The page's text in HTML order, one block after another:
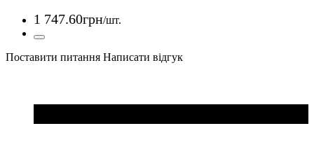
1 747.60грн/шт.
Поставити питання Написати відгук